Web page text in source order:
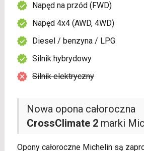
Nowa opona całoroczna
CrossClimate 2marki
Opony całoroczne Michelin są
Napęd na przód (FWD)
Napęd 4x4 (AWD, 4WD)
Diesel / benzyna / LPG
Silnik hybrydowy
Silnik elektryczny